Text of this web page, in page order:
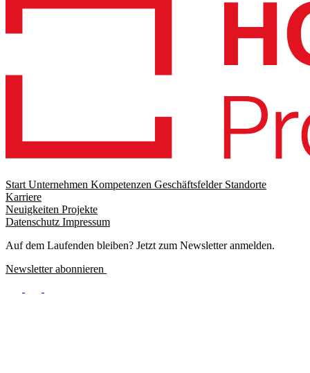
Footer
menu
Start Unternehmen Kompetenzen Geschäftsfelder Standorte
Karriere
Footer
Meta
Neuigkeiten Projekte
Datenschutz Impressum
Auf dem Laufenden bleiben? Jetzt zum Newsletter anmelden.
Newsletter abonnieren